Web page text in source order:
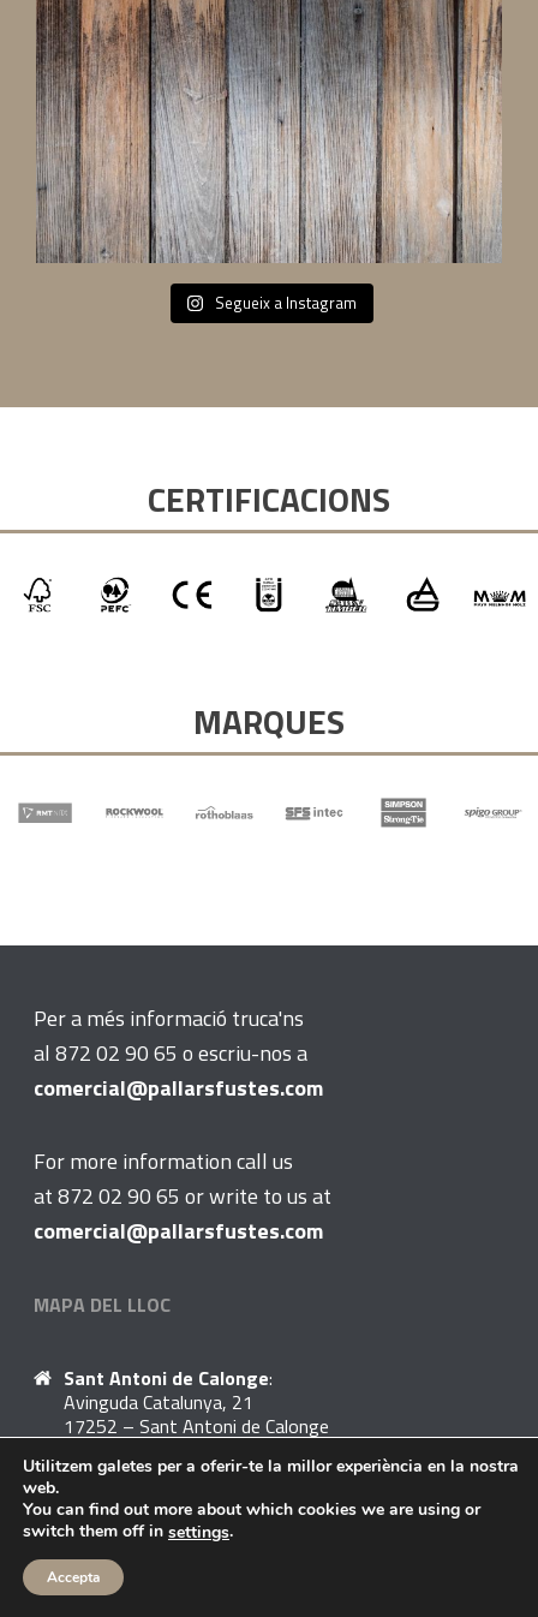
Segueix a Instagram
CERTIFICACIONS
MARQUES
Per a més informació truca'ns
al 872 02 90 65 o escriu-nos a
comercial@pallarsfustes.com
For more information call us
at 872 02 90 65 or write to us at
comercial@pallarsfustes.com
MAPA DEL LLOC
Sant Antoni de Calonge:
Avinguda Catalunya, 21
17252 – Sant Antoni de Calonge
SEGUEIX-NOS A:
Utilitzem galetes per a oferir-te la millor experiència en la nostra
web.
You can find out more about which cookies we are using or
switch them off in settings.
Accepta